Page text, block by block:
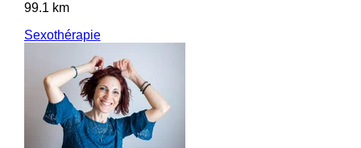
99.1 km
Sexothérapie